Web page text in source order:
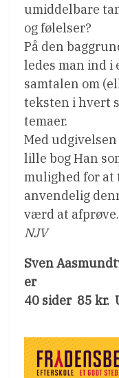
umiddelbare
og følelser?
På den
ledes man ind i
samtalen om
teksten i hvert
temaer.
Med
lille bog Han
mulighed for at
anvendelig
værd at afprøve.
NJV
Sven
er
40 sider  85 kr.